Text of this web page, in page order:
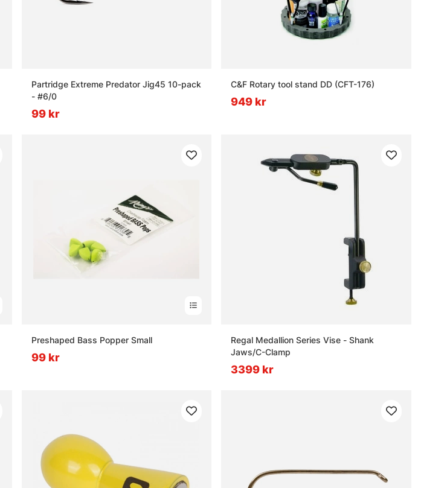
Partridge Extreme Predator Jig45 10-pack
- #6/0
99 kr
C&F Rotary tool stand DD (CFT-176)
949 kr
Preshaped Bass Popper Small
99 kr
Regal Medallion Series Vise - Shank
Jaws/C-Clamp
3399 kr